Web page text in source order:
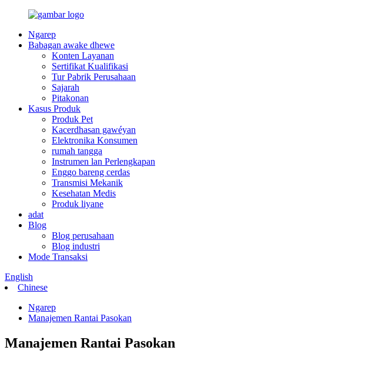
Ngarep
Babagan awake dhewe
Konten Layanan
Sertifikat Kualifikasi
Tur Pabrik Perusahaan
Sajarah
Pitakonan
Kasus Produk
Produk Pet
Kacerdhasan gawéyan
Elektronika Konsumen
rumah tangga
Instrumen lan Perlengkapan
Enggo bareng cerdas
Transmisi Mekanik
Kesehatan Medis
Produk liyane
adat
Blog
Blog perusahaan
Blog industri
Mode Transaksi
English
Chinese
Ngarep
Manajemen Rantai Pasokan
Manajemen Rantai Pasokan